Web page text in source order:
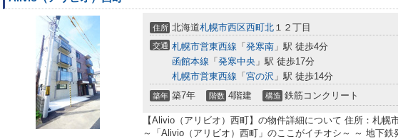
住所 北海道札幌市西区西町北 １２丁目
交通 札幌市営東西線 「 発寒南 」駅 徒歩4分
函館本線 「 発寒中央 」駅 徒歩17分
札幌市営東西線 「 宮の沢 」駅 徒歩14分
築年 築7年 階数 4階建 構造 鉄筋コンクリート
【Alivio（アリビオ）西町】の物件詳細について 住所：札幌
～「Alivio（アリビオ）西町」のここがイチオシ～ ～ 地下鉄